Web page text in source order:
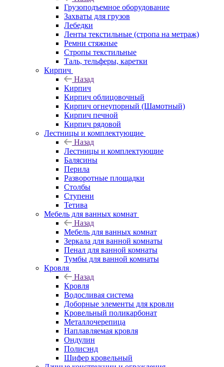
Грузоподъемное оборудование
Захваты для грузов
Лебедки
Ленты текстильные (стропа на метраж)
Ремни стяжные
Стропы текстильные
Таль, тельферы, каретки
Кирпич
Назад
Кирпич
Кирпич облицовочный
Кирпич огнеупорный (Шамотный)
Кирпич печной
Кирпич рядовой
Лестницы и комплектующие
Назад
Лестницы и комплектующие
Балясины
Перила
Разворотные площадки
Столбы
Ступени
Тетива
Мебель для ванных комнат
Назад
Мебель для ванных комнат
Зеркала для ванной комнаты
Пенал для ванной комнаты
Тумбы для ванной комнаты
Кровля
Назад
Кровля
Водосливая система
Доборные элементы для кровли
Кровельный поликарбонат
Металлочерепица
Наплавляемая кровля
Ондулин
Полисэнд
Шифер кровельный